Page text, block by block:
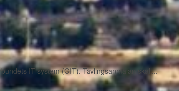
IT-system (GIT). Tävlingsanmälan skall...